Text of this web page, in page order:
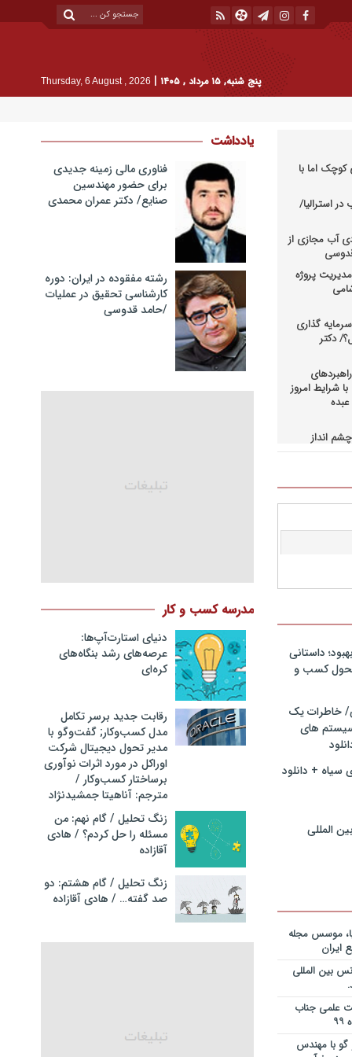
پنج شنبه, ۱۵ مرداد , ۱۴۰۵ |
Thursday, 6 August , 2026
اما با
استرالیا/
آب مجازی از
پروژه
گذاری
دکتر
شرایط امروز
انداز
فایل
فرایند
فایل
فایل
قراردادها
نوبل
قراردادها
نوبل
فایل
قراردادها
نوبل
در
کارخانه
در خصوص
از کجا
فایل
و دکتر
– برنامه
داستانی
تحول کسب و
خاطرات یک
های
سیاه + دانلود
المللی
موسس مجله
ایران
بین المللی
علمی جناب
با مهندس
یادداشت
فناوری مالی زمینه جدیدی
برای حضور مهندسین
صنایع/ دکتر عمران محمدی
رشته مفقوده در ایران: دوره
کارشناسی تحقیق در عملیات
/حامد قدوسی
مدرسه کسب و کار
دنیای استارت‌آپ‌ها:
عرصه‌های رشد بنگاه‌های
کره‌ای‌
رقابت جدید برسر تکامل
مدل کسب‌و‌کار; گفت‌وگو با
مدیر تحول دیجیتال شرکت
اوراکل در مورد اثرات نوآوری
برساختار کسب‌وکار /
مترجم: آناهیتا جمشیدنژاد
زنگ تحلیل / گام نهم: من
مسئله را حل کردم؟ / هادی
آقازاده
زنگ تحلیل / گام هشتم: دو
صد گفته… / هادی آقازاده